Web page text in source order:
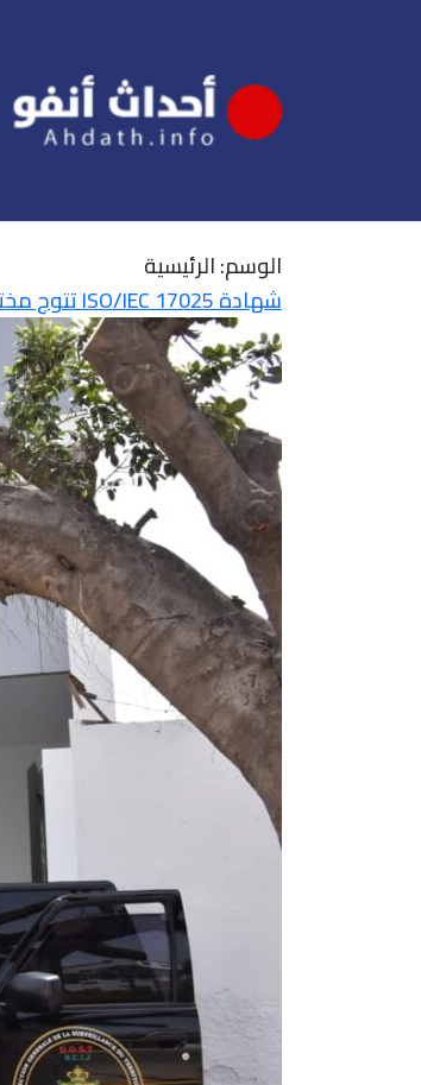
الوسم:الرئيسية
شهادة ISO/IEC 17025 تتوج مختبر الشرطة العلمية والتقنية للأمن الوطني في مختلف الخبرات الجنائية